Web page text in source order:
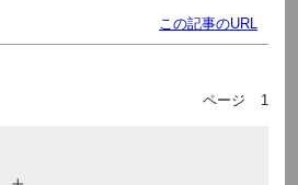
この記事のURL
ページ
1